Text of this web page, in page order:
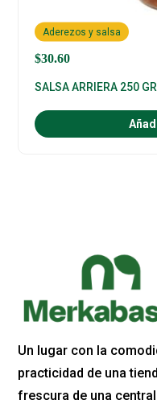
$30.60
Aderezos y salsa
SALSA ARRIERA 250
Un lugar con la
practicidad de una
frescura de una